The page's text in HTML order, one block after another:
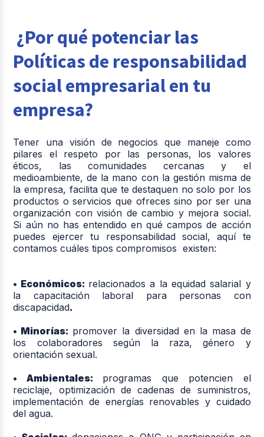
¿Por qué potenciar las
Políticas de responsabilidad
social empresarial en tu
empresa?
Tener una visión de negocios que maneje como
pilares el respeto por las personas, los valores
éticos, las comunidades cercanas y el
medioambiente, de la mano con la gestión misma de
la empresa, facilita que te destaquen no solo por los
productos o servicios que ofreces sino por ser una
organización con visión de cambio y mejora social.
Si aún no has entendido en qué campos de acción
puedes ejercer tu responsabilidad social, aquí te
contamos cuáles tipos compromisos existen:
• Económicos: relacionados a la equidad salarial y
la capacitación laboral para personas con
discapacidad.
• Minorías: promover la diversidad en la masa de
los colaboradores según la raza, género y
orientación sexual.
• Ambientales: programas que potencien el
reciclaje, optimización de cadenas de suministros,
implementación de energías renovables y cuidado
del agua.